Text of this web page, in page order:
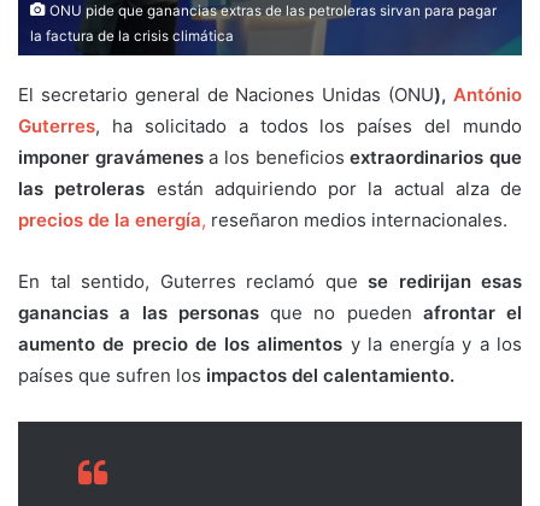
ONU pide que ganancias extras de las petroleras sirvan para pagar
la factura de la crisis climática
El secretario general de Naciones Unidas (ONU), António
Guterres, ha solicitado a todos los países del mundo
imponer gravámenesa los beneficiosextraordinarios que
las petroleras están adquiriendo por la actual alza de
precios de la energía, reseñaron medios internacionales.
En tal sentido, Guterres reclamó que se redirijan esas
ganancias a las personasque no pueden afrontar el
aumento de precio de los alimentos y la energía y a los
países que sufren los impactos del calentamiento.